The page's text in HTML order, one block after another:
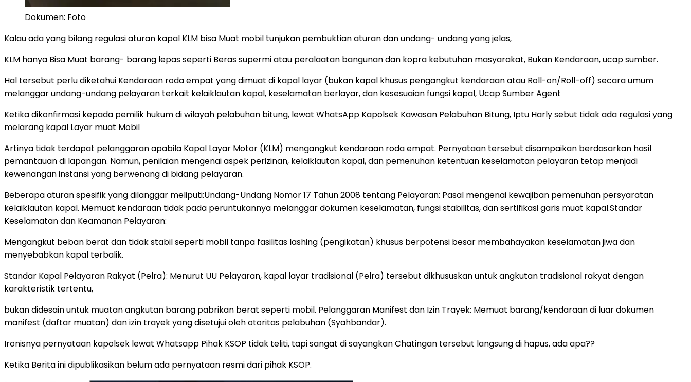
Dokumen: Foto
Kalau ada yang bilang regulasi aturan kapal KLM bisa Muat mobil tunjukan pembuktian aturan dan undang- undang yang jelas,
KLM hanya Bisa Muat barang- barang lepas seperti Beras supermi atau peralaatan bangunan dan kopra kebutuhan masyarakat, Bukan Kendaraan, ucap sumber.
Hal tersebut perlu diketahui Kendaraan roda empat yang dimuat di kapal layar (bukan kapal khusus pengangkut kendaraan atau Roll-on/Roll-off) secara umum
melanggar undang-undang pelayaran terkait kelaiklautan kapal, keselamatan berlayar, dan kesesuaian fungsi kapal, Ucap Sumber Agent
Ketika dikonfirmasi kepada pemilik hukum di wilayah pelabuhan bitung, lewat WhatsApp Kapolsek Kawasan Pelabuhan Bitung, Iptu Harly sebut tidak ada regulasi yang
melarang kapal Layar muat Mobil
Artinya tidak terdapat pelanggaran apabila Kapal Layar Motor (KLM) mengangkut kendaraan roda empat. Pernyataan tersebut disampaikan berdasarkan hasil
pemantauan di lapangan. Namun, penilaian mengenai aspek perizinan, kelaiklautan kapal, dan pemenuhan ketentuan keselamatan pelayaran tetap menjadi
kewenangan instansi yang berwenang di bidang pelayaran.
Beberapa aturan spesifik yang dilanggar meliputi:Undang-Undang Nomor 17 Tahun 2008 tentang Pelayaran: Pasal mengenai kewajiban pemenuhan persyaratan
kelaiklautan kapal. Memuat kendaraan tidak pada peruntukannya melanggar dokumen keselamatan, fungsi stabilitas, dan sertifikasi garis muat kapal.Standar
Keselamatan dan Keamanan Pelayaran:
Mengangkut beban berat dan tidak stabil seperti mobil tanpa fasilitas lashing (pengikatan) khusus berpotensi besar membahayakan keselamatan jiwa dan
menyebabkan kapal terbalik.
Standar Kapal Pelayaran Rakyat (Pelra): Menurut UU Pelayaran, kapal layar tradisional (Pelra) tersebut dikhususkan untuk angkutan tradisional rakyat dengan
karakteristik tertentu,
bukan didesain untuk muatan angkutan barang pabrikan berat seperti mobil. Pelanggaran Manifest dan Izin Trayek: Memuat barang/kendaraan di luar dokumen
manifest (daftar muatan) dan izin trayek yang disetujui oleh otoritas pelabuhan (Syahbandar).
Ironisnya pernyataan kapolsek lewat Whatsapp Pihak KSOP tidak teliti, tapi sangat di sayangkan Chatingan tersebut langsung di hapus, ada apa??
Ketika Berita ini dipublikasikan belum ada pernyataan resmi dari pihak KSOP.